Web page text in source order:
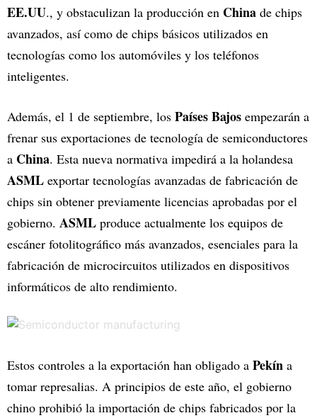
EE.UU., y obstaculizan la producción en China de chips
avanzados, así como de chips básicos utilizados en
tecnologías como los automóviles y los teléfonos
inteligentes.
Además, el 1 de septiembre, los Países Bajos empezarán a
frenar sus exportaciones de tecnología de semiconductores
a China. Esta nueva normativa impedirá a la holandesa
ASML exportar tecnologías avanzadas de fabricación de
chips sin obtener previamente licencias aprobadas por el
gobierno. ASML produce actualmente los equipos de
escáner fotolitográfico más avanzados, esenciales para la
fabricación de microcircuitos utilizados en dispositivos
informáticos de alto rendimiento.
Estos controles a la exportación han obligado a Pekín a
tomar represalias. A principios de este año, el gobierno
chino prohibió la importación de chips fabricados por la